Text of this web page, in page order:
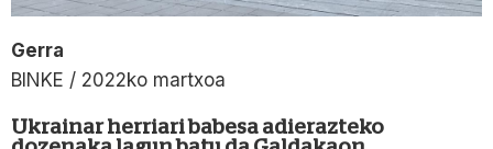
Gerra
BINKE / 2022ko martxoa
Ukrainar herriari babesa adierazteko